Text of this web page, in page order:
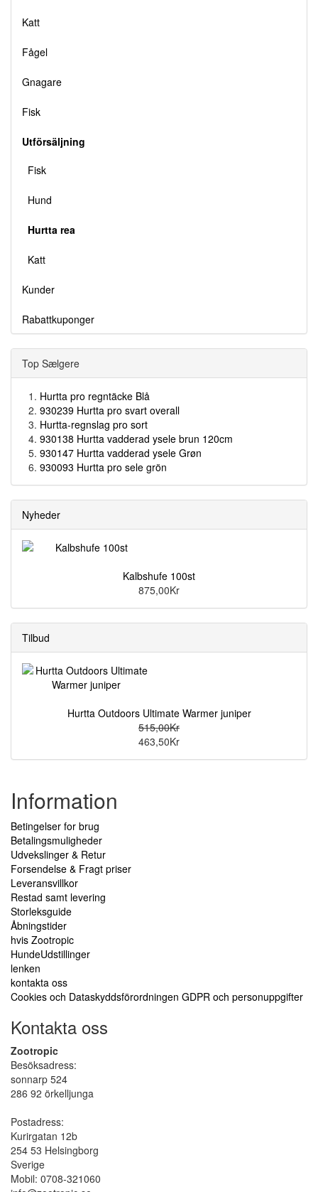
Katt
Fågel
Gnagare
Fisk
Utförsäljning
Fisk
Hund
Hurtta rea
Katt
Kunder
Rabattkuponger
Top Sælgere
Hurtta pro regntäcke Blå
930239 Hurtta pro svart overall
Hurtta-regnslag pro sort
930138 Hurtta vadderad ysele brun 120cm
930147 Hurtta vadderad ysele Grøn
930093 Hurtta pro sele grön
Nyheder
Kalbshufe 100st
875,00Kr
Tilbud
Hurtta Outdoors Ultimate Warmer juniper
515,00Kr
463,50Kr
Information
Betingelser for brug
Betalingsmuligheder
Udvekslinger & Retur
Forsendelse & Fragt priser
Leveransvillkor
Restad samt levering
Storleksguide
Åbningstider
hvis Zootropic
HundeUdstillinger
lenken
kontakta oss
Cookies och Dataskyddsförordningen GDPR och personuppgifter
Kontakta oss
Zootropic
Besöksadress:
sonnarp 524
286 92 örkelljunga
Postadress:
Kurirgatan 12b
254 53 Helsingborg
Sverige
Mobil: 0708-321060